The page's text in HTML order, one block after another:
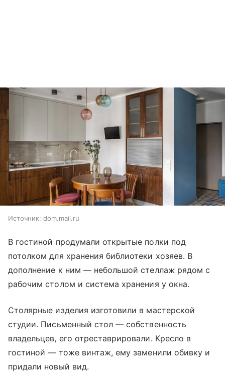
Источник: dom.mail.ru
В гостиной продумали открытые полки под
потолком для хранения библиотеки хозяев. В
дополнение к ним — небольшой стеллаж рядом с
рабочим столом и система хранения у окна.
Столярные изделия изготовили в мастерской
студии. Письменный стол — собственность
владельцев, его отреставрировали. Кресло в
гостиной — тоже винтаж, ему заменили обивку и
придали новый вид.